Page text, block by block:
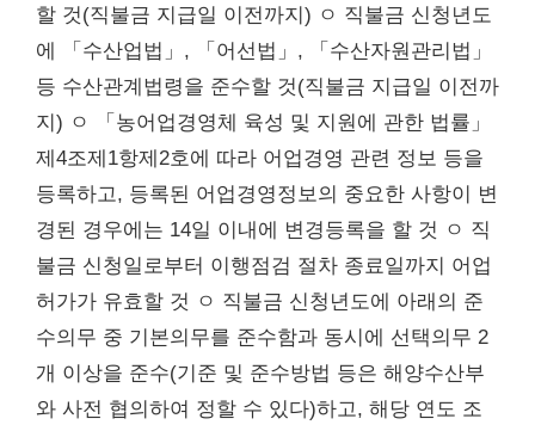
할 것(직불금 지급일 이전까지) ㅇ 직불금 신청년도
에 「수산업법」, 「어선법」, 「수산자원관리법」
등 수산관계법령을 준수할 것(직불금 지급일 이전까
지) ㅇ 「농어업경영체 육성 및 지원에 관한 법률」
제4조제1항제2호에 따라 어업경영 관련 정보 등을
등록하고, 등록된 어업경영정보의 중요한 사항이 변
경된 경우에는 14일 이내에 변경등록을 할 것 ㅇ 직
불금 신청일로부터 이행점검 절차 종료일까지 어업
허가가 유효할 것 ㅇ 직불금 신청년도에 아래의 준
수의무 중 기본의무를 준수함과 동시에 선택의무 2
개 이상을 준수(기준 및 준수방법 등은 해양수산부
와 사전 협의하여 정할 수 있다)하고, 해당 연도 조